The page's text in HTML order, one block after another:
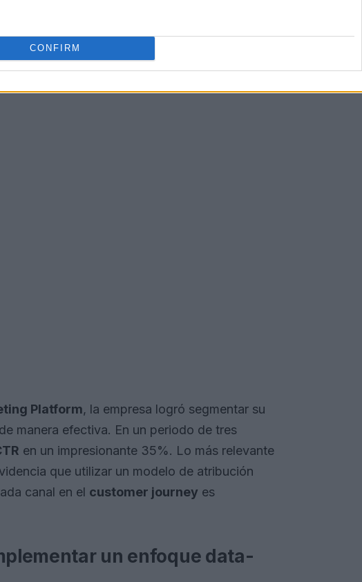
CONFIRM
de comercio electrónico que decidió
última campaña de marketing. ¿Qué sucedió
su intuición? Al implementar un sistema de
comenzaron a contar una historia
Platform, la empresa logró segmentar su
manera efectiva. En un periodo de tres
en un impresionante 35%. Lo más relevante
que utilizar un modelo de atribución
canal en el customer journey es
un enfoque data-